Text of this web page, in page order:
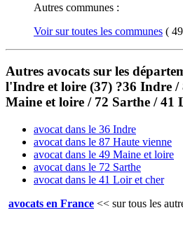
Autres communes :
Voir sur toutes les communes (
Autres avocats sur les
l'Indre et loire (37) ?36 Indre /
Maine et loire / 72 Sarthe / 41
avocat dans le 36 Indre
avocat dans le 87 Haute vienne
avocat dans le 49 Maine et loire
avocat dans le 72 Sarthe
avocat dans le 41 Loir et cher
avocats en France << sur tous les